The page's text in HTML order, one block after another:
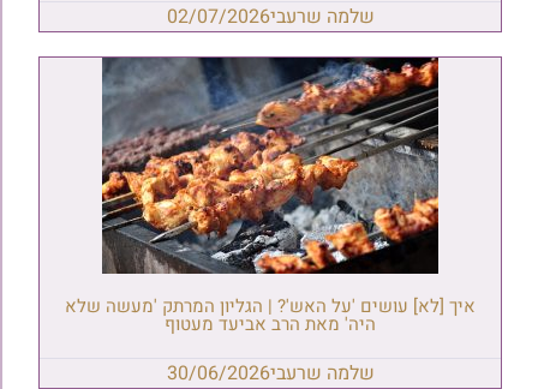
שלמה שרעבי02/07/2026
איך [לא] עושים 'על האש'? | הגליון המרתק 'מעשה שלא
היה' מאת הרב אביעד מעטוף
שלמה שרעבי30/06/2026